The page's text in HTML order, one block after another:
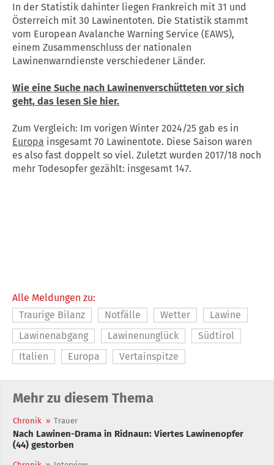
In der Statistik dahinter liegen Frankreich mit 31 und
Österreich mit 30 Lawinentoten. Die Statistik stammt
vom European Avalanche Warning Service (EAWS),
einem Zusammenschluss der nationalen
Lawinenwarndienste verschiedener Länder.
Wie eine Suche nach Lawinenverschütteten vor sich
geht, das lesen Sie hier.
Zum Vergleich: Im vorigen Winter 2024/25 gab es in
Europa insgesamt 70 Lawinentote. Diese Saison waren
es also fast doppelt so viel. Zuletzt wurden 2017/18 noch
mehr Todesopfer gezählt: insgesamt 147.
Alle Meldungen zu:
Traurige Bilanz
Notfälle Wetter
Lawine
Lawinenabgang
Lawinenunglück
Südtirol
Italien
Europa Vertainspitze
Mehr zu diesem Thema
Chronik » Trauer
Nach Lawinen-Drama in Ridnaun: Viertes Lawinenopfer
(44) gestorben